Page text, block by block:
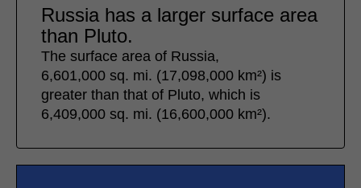
Russia has a larger surface area
than Pluto.
The surface area of Russia,
6,601,000 sq. mi. (17,098,000 km²) is
greater than that of Pluto, which is
6,409,000 sq. mi. (16,600,000 km²).